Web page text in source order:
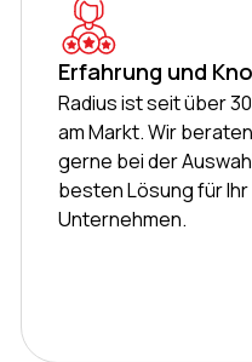
Erfahrung und
Radius ist seit über
am Markt. Wir
gerne bei der
besten Lösung für Ihr
Unternehmen.